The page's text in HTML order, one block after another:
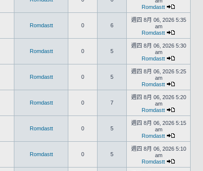
Romdastt
Romdastt 0 6
週四 8月 06, 2026 5:35
am
Romdastt
Romdastt 0 5
週四 8月 06, 2026 5:30
am
Romdastt
Romdastt 0 5
週四 8月 06, 2026 5:25
am
Romdastt
Romdastt 0 7
週四 8月 06, 2026 5:20
am
Romdastt
Romdastt 0 5
週四 8月 06, 2026 5:15
am
Romdastt
Romdastt 0 5
週四 8月 06, 2026 5:10
am
Romdastt